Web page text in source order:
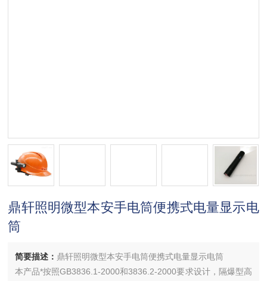
鼎轩照明微型本安手电筒便携式电量显示电
筒
简要描述： 鼎轩照明微型本安手电筒便携式电量显示电筒
本产品*按照GB3836.1-2000和3836.2-2000要求设计，隔爆型高